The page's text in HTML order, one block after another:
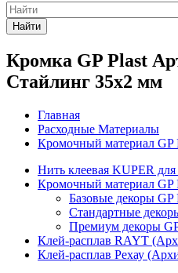
Найти
Кромка GP Plast
Стайлинг 35x2 мм
Главная
Расходные Материалы
Кромочный материал GP
Нить клеевая KUPER
Кромочный материал GP
Базовые декоры GP
Стандартные
Премиум декоры
Клей-расплав RAYT
Клей-расплав Рехау